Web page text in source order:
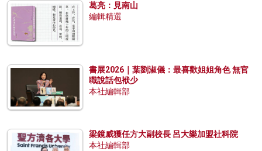
葛亮：見南山
編輯精選
書展2026｜葉劉淑儀：最喜歡姐姐角色 無官
職說話包袱少
本社編輯部
梁鏡威獲任方大副校長 呂大樂加盟社科院
本社編輯部